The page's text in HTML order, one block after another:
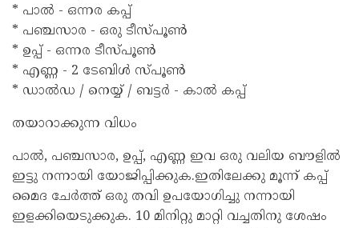
* പാൽ - ഒന്നര കപ്പ്
* പഞ്ചസാര - ഒരു ടീസ്പൂൺ
* ഉപ്പ് - ഒന്നര ടീസ്പൂൺ
* എണ്ണ - 2 ടേബിൾ സ്പൂൺ
* ഡാൽഡ / നെയ്യ് / ബട്ടർ - കാൽ കപ്പ്
തയാറാക്കുന്ന വിധം
പാൽ, പഞ്ചസാര, ഉപ്പ്, എണ്ണ ഇവ ഒരു വലിയ ബൗളിൽ
ഇട്ടു നന്നായി യോജിപ്പിക്കുക.ഇതിലേക്കു മൂന്ന് കപ്പ്
മൈദ ചേർത്ത് ഒരു തവി ഉപയോഗിച്ചു നന്നായി
ഇളക്കിയെടുക്കുക. 10 മിനിറ്റു മാറ്റി വച്ചതിനു ശേഷം